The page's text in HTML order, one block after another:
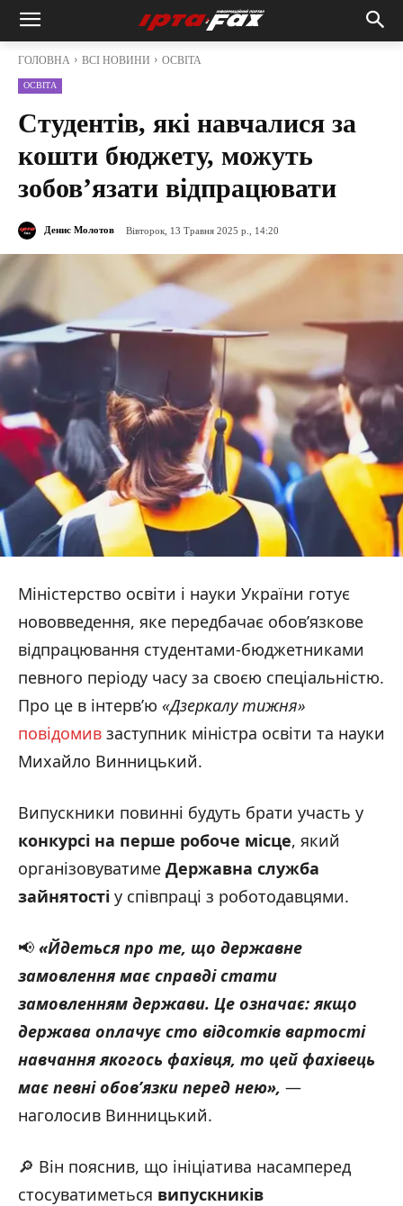
ГОЛОВНА ВСІ НОВИНИ ОСВІТА
ОСВІТА
Студентів, які навчалися за
кошти бюджету, можуть
зобов’язати відпрацювати
Денис Молотов Вівторок, 13 Травня 2025 р., 14:20
Міністерство освіти і науки України готує
нововведення, яке передбачає обовʼязкове
відпрацювання студентами-бюджетниками
певного періоду часу за своєю спеціальністю.
Про це в інтерв’ю «Дзеркалу тижня»
повідомив заступник міністра освіти та науки
Михайло Винницький.
Випускники повинні будуть брати участь у
конкурсі на перше робоче місце, який
організовуватиме Державна служба
зайнятості у співпраці з роботодавцями.
📢 «Йдеться про те, що державне
замовлення має справді стати
замовленням держави. Це означає: якщо
держава оплачує сто відсотків вартості
навчання якогось фахівця, то цей фахівець
має певні обов’язки перед нею», —
наголосив Винницький.
🔎 Він пояснив, що ініціатива насамперед
стосуватиметься випускників